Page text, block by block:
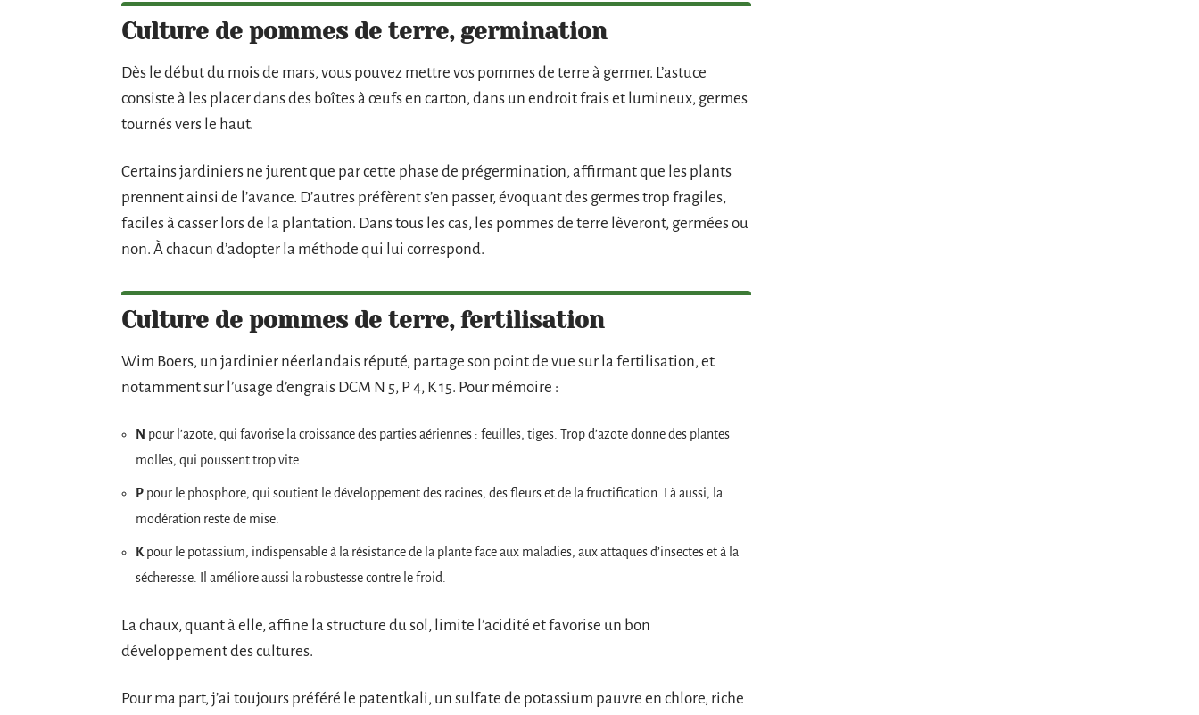
Culture de pommes de terre, germination
Dès le début du mois de mars, vous pouvez mettre vos pommes de terre à germer. L’astuce
consiste à les placer dans des boîtes à œufs en carton, dans un endroit frais et lumineux, germes
tournés vers le haut.
Certains jardiniers ne jurent que par cette phase de prégermination, affirmant que les plants
prennent ainsi de l’avance. D’autres préfèrent s’en passer, évoquant des germes trop fragiles,
faciles à casser lors de la plantation. Dans tous les cas, les pommes de terre lèveront, germées ou
non. À chacun d’adopter la méthode qui lui correspond.
Culture de pommes de terre, fertilisation
Wim Boers, un jardinier néerlandais réputé, partage son point de vue sur la fertilisation, et
notamment sur l’usage d’engrais DCM N 5, P 4, K 15. Pour mémoire :
N pour l’azote, qui favorise la croissance des parties aériennes : feuilles, tiges. Trop d’azote donne des plantes
molles, qui poussent trop vite.
P pour le phosphore, qui soutient le développement des racines, des fleurs et de la fructification. Là aussi, la
modération reste de mise.
K pour le potassium, indispensable à la résistance de la plante face aux maladies, aux attaques d’insectes et à la
sécheresse. Il améliore aussi la robustesse contre le froid.
La chaux, quant à elle, affine la structure du sol, limite l’acidité et favorise un bon
développement des cultures.
Pour ma part, j’ai toujours préféré le patentkali, un sulfate de potassium pauvre en chlore, riche